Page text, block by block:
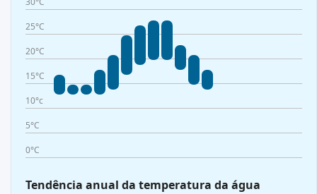
25°C
20°C
15°C
10°c
5°C
0°C
Tendência anual da temperatura da água